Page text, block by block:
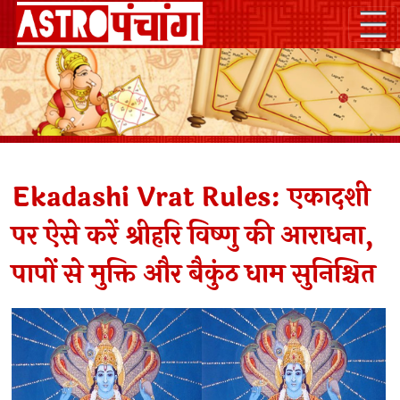
Ekadashi Vrat Rules: एकादशी
पर ऐसे करें श्रीहरि विष्णु की आराधना,
पापों से मुक्ति और बैकुंठ धाम सुनिश्चित